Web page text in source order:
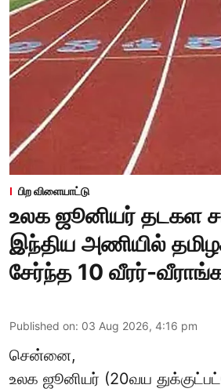
பிற விளையாட்டு
உலக ஜூனியர் தடகள
இந்திய அணியில்
சேர்ந்த 10 வீரர்-
Published on: 03 Aug 2026, 4:16 pm
சென்னை,
உலக ஜூனியர் (20வய